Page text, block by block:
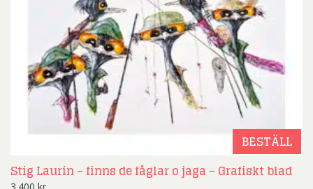
BESTÄLL
Stig Laurin – finns de fåglar o jaga – Grafiskt blad